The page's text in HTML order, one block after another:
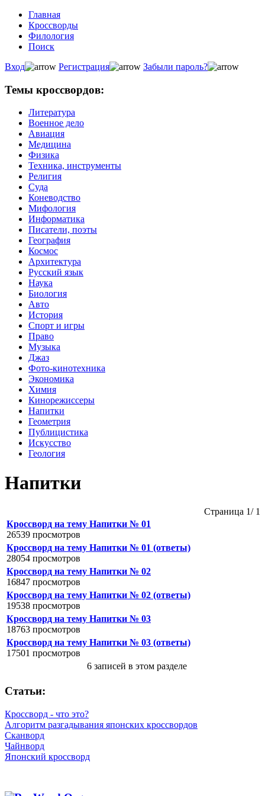
Главная
Кроссворды
Филология
Поиск
Вход
Регистрация Забыли пароль?
Темы кроссвордов:
Литература
Военное дело
Авиация
Медицина
Физика
Техника, инструменты
Религия
Суда
Коневодство
Мифология
Информатика
Писатели, поэты
География
Космос
Архитектура
Русский язык
Наука
Биология
Авто
История
Спорт и игры
Право
Музыка
Джаз
Фото-кинотехника
Экономика
Химия
Кинорежиссеры
Напитки
Геометрия
Публицистика
Искусство
Геология
Напитки
Страница 1/ 1
Кроссворд на тему Напитки № 01
26539 просмотров
Кроссворд на тему Напитки № 01 (ответы)
28054 просмотров
Кроссворд на тему Напитки № 02
16847 просмотров
Кроссворд на тему Напитки № 02 (ответы)
19538 просмотров
Кроссворд на тему Напитки № 03
18763 просмотров
Кроссворд на тему Напитки № 03 (ответы)
17501 просмотров
6 записей в этом разделе
Статьи:
Кроссворд - что это?
Алгоритм разгадывания японских кроссвордов
Сканворд
Чайнворд
Японский кроссворд